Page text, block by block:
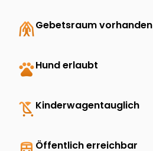
folded_handsGebetsraum vorhanden
petsHund erlaubt
child_friendly Kinderwagentauglich
Öffentlich erreichbar